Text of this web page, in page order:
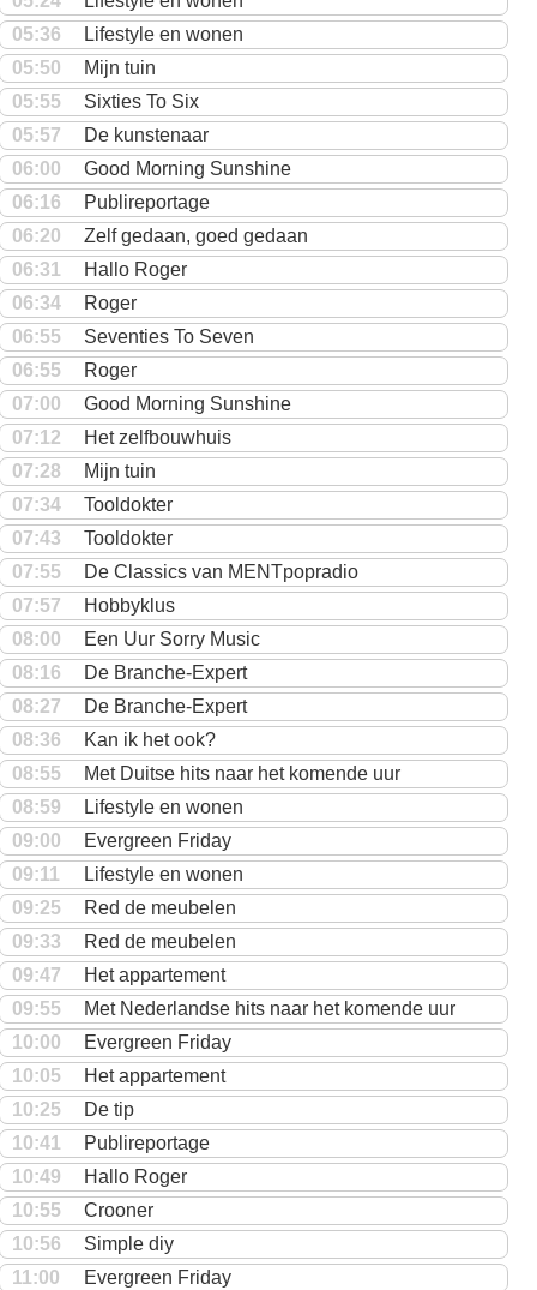
05:36
Lifestyle en wonen
05:50
Mijn tuin
05:55
Sixties To Six
05:57
De kunstenaar
06:00
Good Morning Sunshine
06:16
Publireportage
06:20
Zelf gedaan, goed gedaan
06:31
Hallo Roger
06:34
Roger
06:55
Seventies To Seven
06:55
Roger
07:00
Good Morning Sunshine
07:12
Het zelfbouwhuis
07:28
Mijn tuin
07:34
Tooldokter
07:43
Tooldokter
07:55
De Classics van MENTpopradio
07:57
Hobbyklus
08:00
Een Uur Sorry Music
08:16
De Branche-Expert
08:27
De Branche-Expert
08:36
Kan ik het ook?
08:55
Met Duitse hits naar het komende uur
08:59
Lifestyle en wonen
09:00
Evergreen Friday
09:11
Lifestyle en wonen
09:25
Red de meubelen
09:33
Red de meubelen
09:47
Het appartement
09:55
Met Nederlandse hits naar het komende uur
10:00
Evergreen Friday
10:05
Het appartement
10:25
De tip
10:41
Publireportage
10:49
Hallo Roger
10:55
Crooner
10:56
Simple diy
11:00
Evergreen Friday